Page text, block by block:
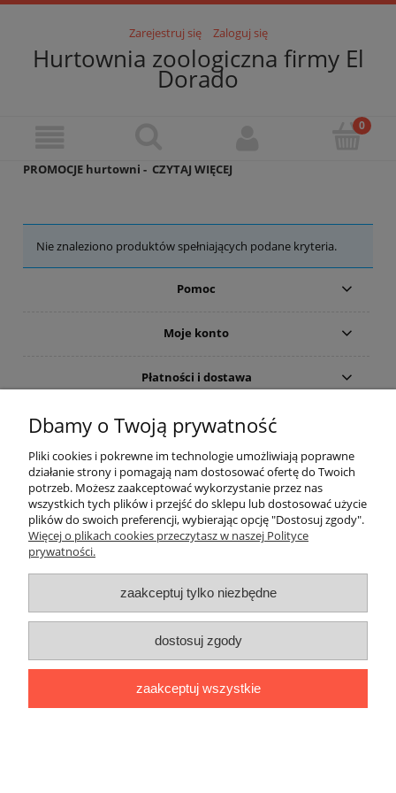
Zarejestruj się Zaloguj się
Hurtownia zoologiczna firmy El
Dorado
PROMOCJE hurtowni - CZYTAJ WIĘCEJ
Nie znaleziono produktów spełniających podane kryteria.
Pomoc
Moje konto
Płatności i dostawa
Informacje
O nas
Stworzone przez Online-Art.pl
Sklep internetowy Shoper.pl
Dbamy o Twoją prywatność
Pliki cookies i pokrewne im technologie umożliwiają poprawne
działanie strony i pomagają nam dostosować ofertę do Twoich
potrzeb. Możesz zaakceptować wykorzystanie przez nas
wszystkich tych plików i przejść do sklepu lub dostosować użycie
plików do swoich preferencji, wybierając opcję "Dostosuj zgody".
Więcej o plikach cookies przeczytasz w naszej Polityce
prywatności.
zaakceptuj tylko niezbędne
dostosuj zgody
zaakceptuj wszystkie